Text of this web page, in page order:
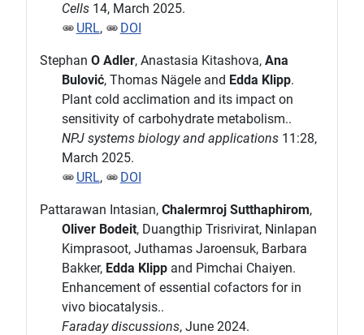
Cells14, March 2025.
URL, DOI
Stephan O Adler, Anastasia Kitashova, Ana
Bulović, Thomas Nägele and Edda Klipp.
Plant cold acclimation and its impact on
sensitivity of carbohydrate metabolism..
NPJ systems biology and applications11:28,
March 2025.
URL, DOI
Pattarawan Intasian, Chalermroj Sutthaphirom,
Oliver Bodeit, Duangthip Trisrivirat, Ninlapan
Kimprasoot, Juthamas Jaroensuk, Barbara
Bakker, Edda Klippand Pimchai Chaiyen.
Enhancement of essential cofactors for in
vivo biocatalysis..
Faraday discussions, June 2024.